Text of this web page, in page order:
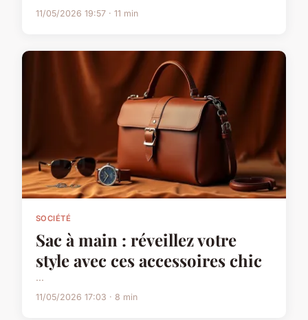
11/05/2026 19:57 · 11 min
SOCIÉTÉ
Sac à main : réveillez votre
style avec ces accessoires chic
...
11/05/2026 17:03 · 8 min